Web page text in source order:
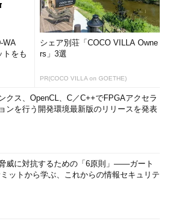
WA
トをも
シェア別荘「COCO VILLA Owne
rs」3選
PR(COCO VILLA on GOETHE)
クス、OpenCL、C／C++でFPGAアクセラ
ンを行う開発環境最新版のリリースを発表
威に対抗するための「6原則」――ガート
ットから学ぶ、これからの情報セキュリテ